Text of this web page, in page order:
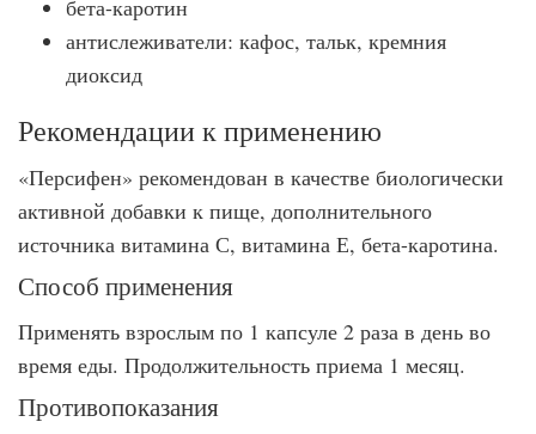
бета-каротин
антислеживатели: кафос, тальк, кремния
диоксид
Рекомендации к применению
«Персифен» рекомендован в качестве биологически
активной добавки к пище, дополнительного
источника витамина С, витамина Е, бета-каротина.
Способ применения
Применять взрослым по 1 капсуле 2 раза в день во
время еды. Продолжительность приема 1 месяц.
Противопоказания